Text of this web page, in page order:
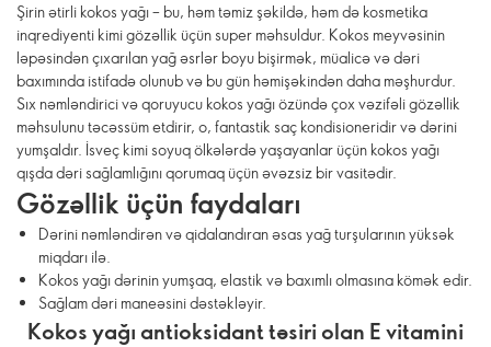
Şirin ətirli kokos yağı – bu, həm təmiz şəkildə, həm də kosmetika
inqrediyenti kimi gözəllik üçün super məhsuldur. Kokos meyvəsinin
ləpəsindən çıxarılan yağ əsrlər boyu bişirmək, müalicə və dəri
baxımında istifadə olunub və bu gün həmişəkindən daha məşhurdur.
Sıx nəmləndirici və qoruyucu kokos yağı özündə çox vəzifəli gözəllik
məhsulunu təcəssüm etdirir, o, fantastik saç kondisioneridir və dərini
yumşaldır. İsveç kimi soyuq ölkələrdə yaşayanlar üçün kokos yağı
qışda dəri sağlamlığını qorumaq üçün əvəzsiz bir vasitədir.
Gözəllik üçün faydaları
Dərini nəmləndirən və qidalandıran əsas yağ turşularının yüksək
miqdarı ilə.
Kokos yağı dərinin yumşaq, elastik və baxımlı olmasına kömək edir.
Sağlam dəri maneəsini dəstəkləyir.
Kokos yağı antioksidant təsiri olan E vitamini